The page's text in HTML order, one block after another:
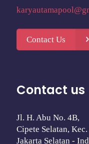
Contact Us
Contact us
Jl. H. Abu No. 4B,
Cipete Selatan,
Jakarta Selatan -